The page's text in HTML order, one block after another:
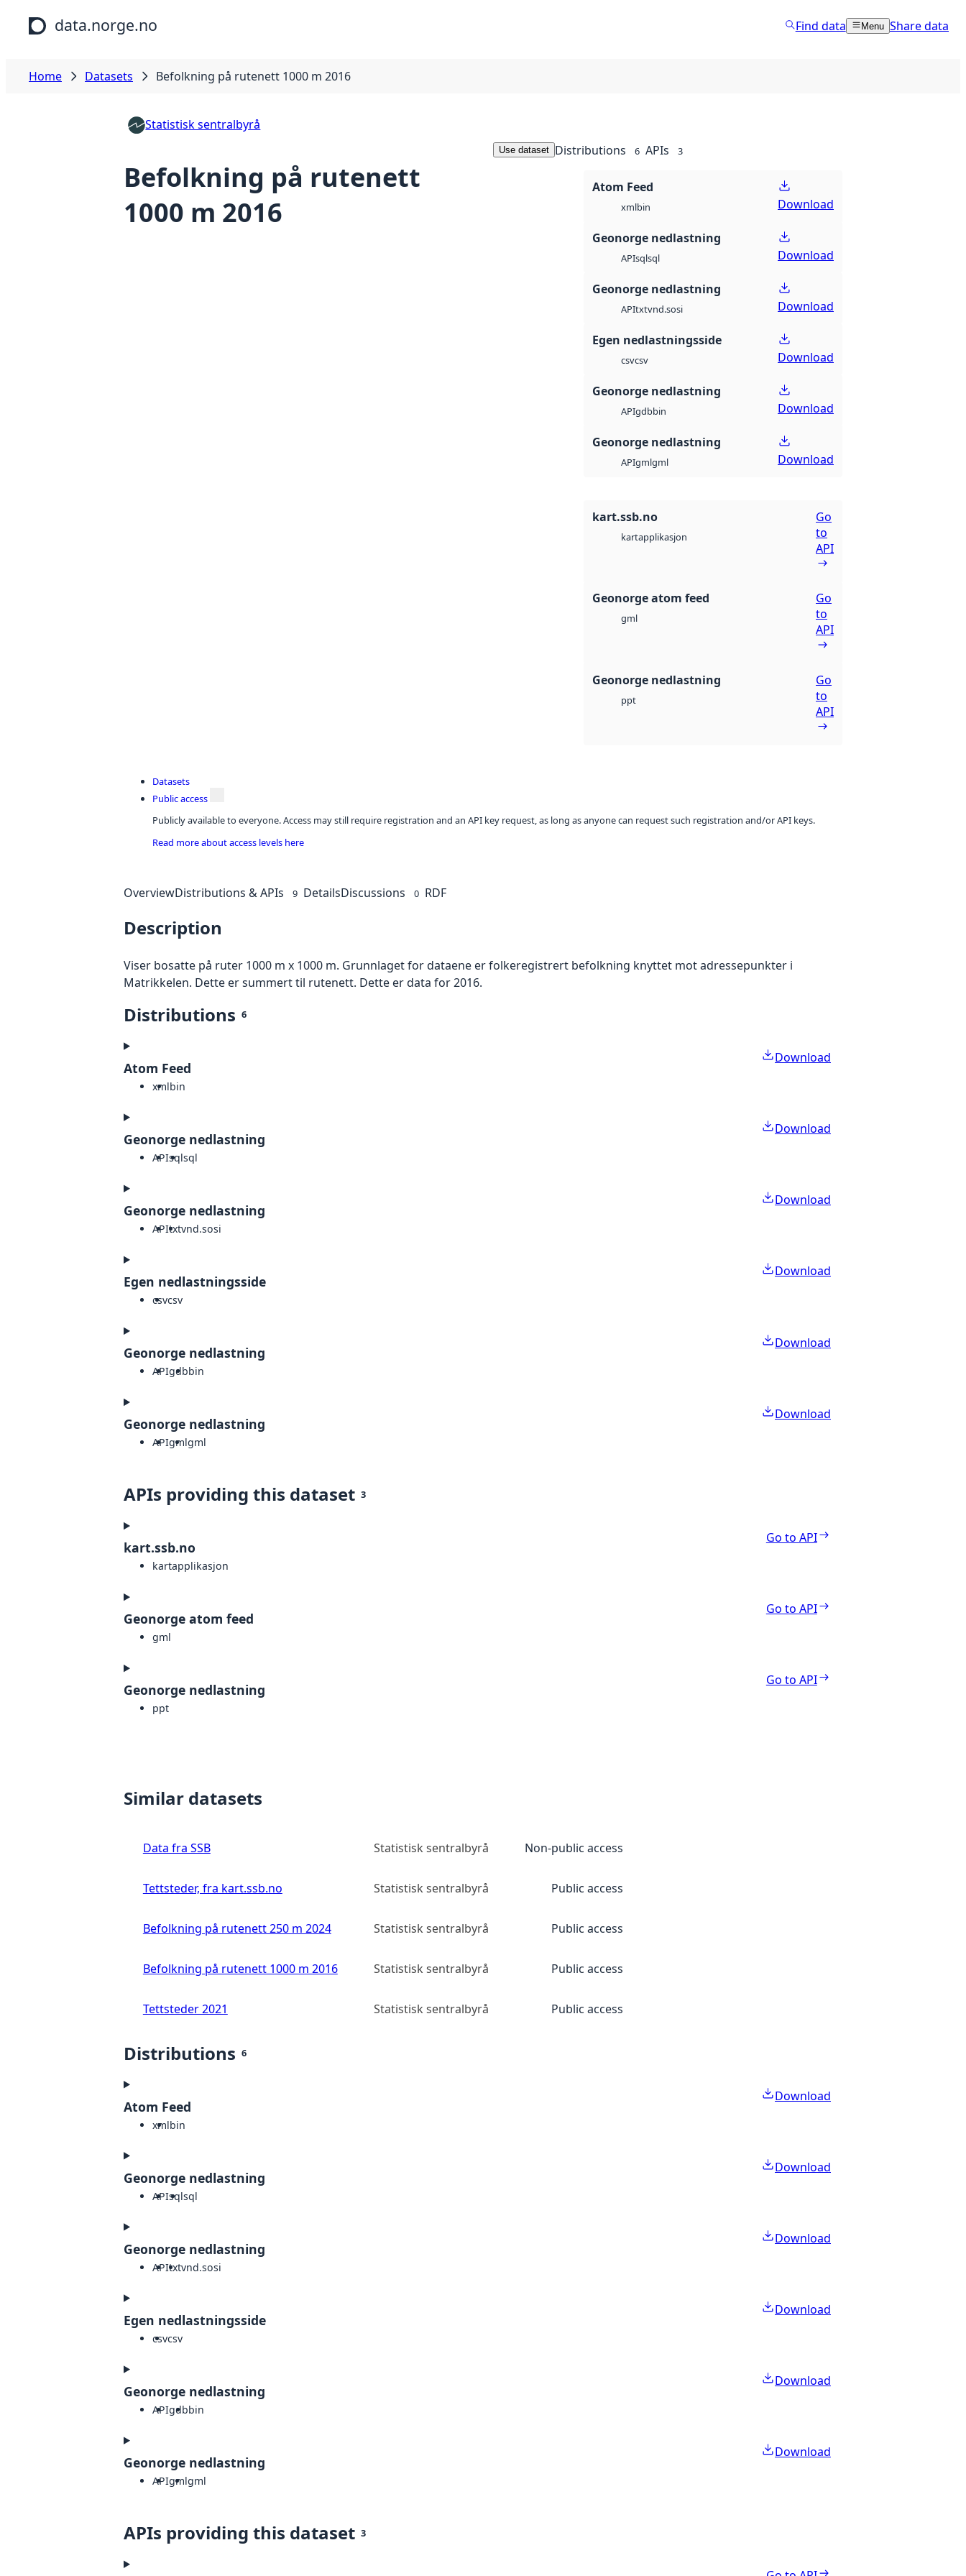
Skip to main content
data.norge.no Find data Menu Share data
Home Datasets Befolkning på rutenett 1000 m 2016
Statistisk sentralbyrå
Befolkning på rutenett
1000 m 2016
Use dataset Distributions 6 APIs 3
Atom Feed
xmlbin Download
Geonorge nedlastning
APIsqlsql Download
Geonorge nedlastning
APItxtvnd.sosi Download
Egen nedlastningsside
csvcsv Download
Geonorge nedlastning
APIgdbbin Download
Geonorge nedlastning
APIgmlgml Download
kart.ssb.no
kartapplikasjon
Go
to
API
Geonorge atom feed
gml
Go
to
API
Geonorge nedlastning
ppt
Go
to
API
Datasets
Public access
Publicly available to everyone. Access may still require registration and an API key request, as long as anyone can request such registration and/or API keys.
Read more about access levels here
OverviewDistributions & APIs 9 DetailsDiscussions 0 RDF
Description
Viser bosatte på ruter 1000 m x 1000 m. Grunnlaget for dataene er folkeregistrert befolkning knyttet mot adressepunkter i
Matrikkelen. Dette er summert til rutenett. Dette er data for 2016.
Distributions 6
Atom Feed
xmlbin
Download
Geonorge nedlastning
APIsqlsql
Download
Geonorge nedlastning
APItxtvnd.sosi
Download
Egen nedlastningsside
csvcsv
Download
Geonorge nedlastning
APIgdbbin
Download
Geonorge nedlastning
APIgmlgml
Download
APIs providing this dataset 3
kart.ssb.no
kartapplikasjon
Go to API
Geonorge atom feed
gml
Go to API
Geonorge nedlastning
ppt
Go to API
Similar datasets
Data fra SSB Statistisk sentralbyrå Non-public access
Tettsteder, fra kart.ssb.no Statistisk sentralbyrå Public access
Befolkning på rutenett 250 m 2024 Statistisk sentralbyrå Public access
Befolkning på rutenett 1000 m 2016 Statistisk sentralbyrå Public access
Tettsteder 2021 Statistisk sentralbyrå Public access
Distributions 6
Atom Feed
xmlbin
Download
Geonorge nedlastning
APIsqlsql
Download
Geonorge nedlastning
APItxtvnd.sosi
Download
Egen nedlastningsside
csvcsv
Download
Geonorge nedlastning
APIgdbbin
Download
Geonorge nedlastning
APIgmlgml
Download
APIs providing this dataset 3